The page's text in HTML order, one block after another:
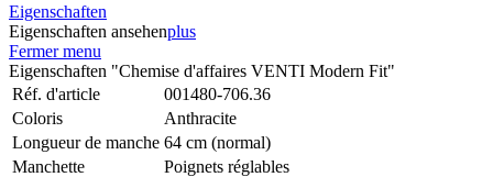
Eigenschaften
Eigenschaften ansehenplus
Fermer menu
Eigenschaften "Chemise d'affaires VENTI Modern Fit"
Réf. d'article
001480-706.36
Coloris
Anthracite
Longueur de manche 64 cm (normal)
Manchette
Poignets réglables